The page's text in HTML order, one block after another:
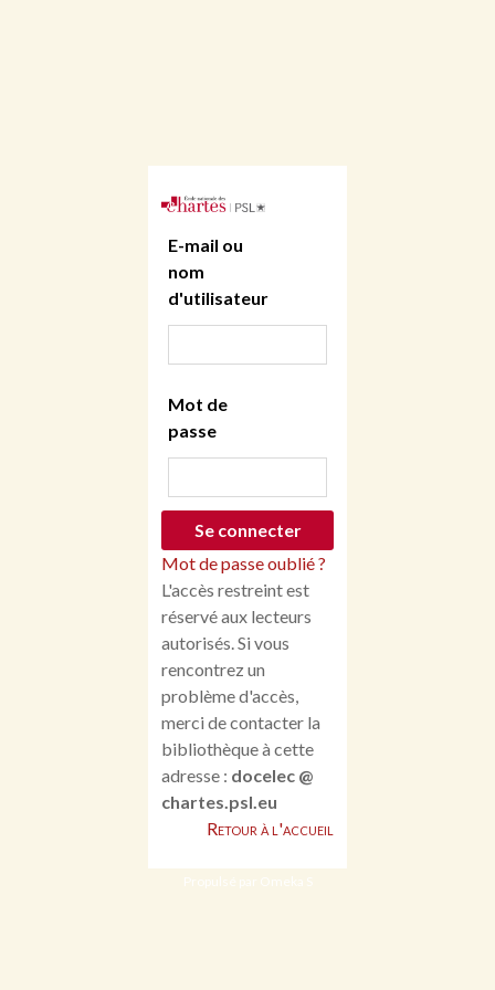
E-mail ou
nom
d'utilisateur
Mot de
passe
Mot de passe oublié ?
L'accès restreint est
réservé aux lecteurs
autorisés. Si vous
rencontrez un
problème d'accès,
merci de contacter la
bibliothèque à cette
adresse : docelec @
chartes.psl.eu
Retour à l'accueil
Propulsé par Omeka S